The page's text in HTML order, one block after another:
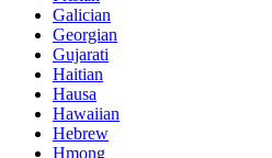
Galician
Georgian
Gujarati
Haitian
Hausa
Hawaiian
Hebrew
Hmong